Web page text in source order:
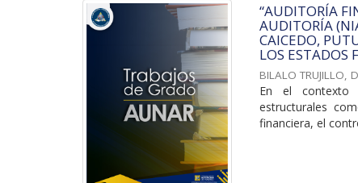
“AUDITORÍA
AUDITORÍA
CAICEDO,
LOS ESTADOS
BILALO TRUJILLO,
En el contexto
estructurales
financiera, el